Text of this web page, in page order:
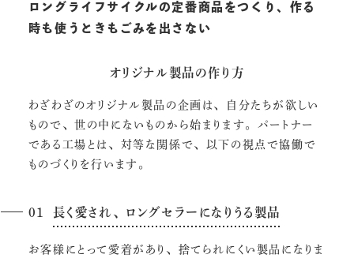
ロングライフサイクルの定番商品をつくり、作る
時も使うときもごみを出さない
オリジナル製品の作り方
わざわざのオリジナル製品の企画は、自分たちが欲しい
もので、世の中にないものから始まります。パートナー
である工場とは、対等な関係で、以下の視点で協働で
ものづくりを行います。
長く愛され、ロングセラーになりうる製品
お客様にとって愛着があり、捨てられにくい製品になりま